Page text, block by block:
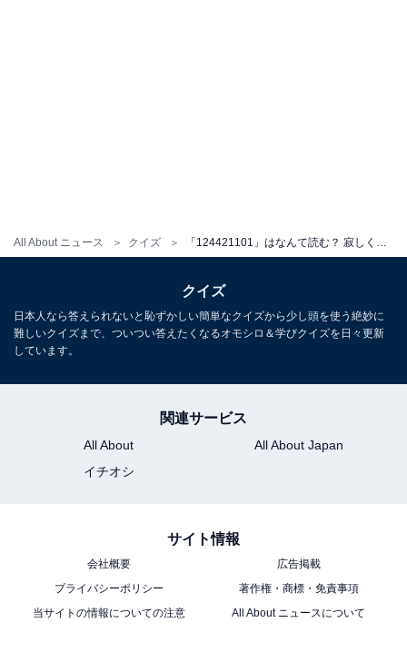
All About ニュース クイズ
クイズ
日本人なら答えられないと恥ずかしい簡単なクイズから少し頭を使う絶妙に
難しいクイズまで、ついつい答えたくなるオモシロ＆学びクイズを日々更新
しています。
関連サービス
All About
All About Japan
イチオシ
サイト情報
会社概要
広告掲載
プライバシーポリシー
著作権・商標・免責事項
当サイトの情報についての注意
All About ニュースについて